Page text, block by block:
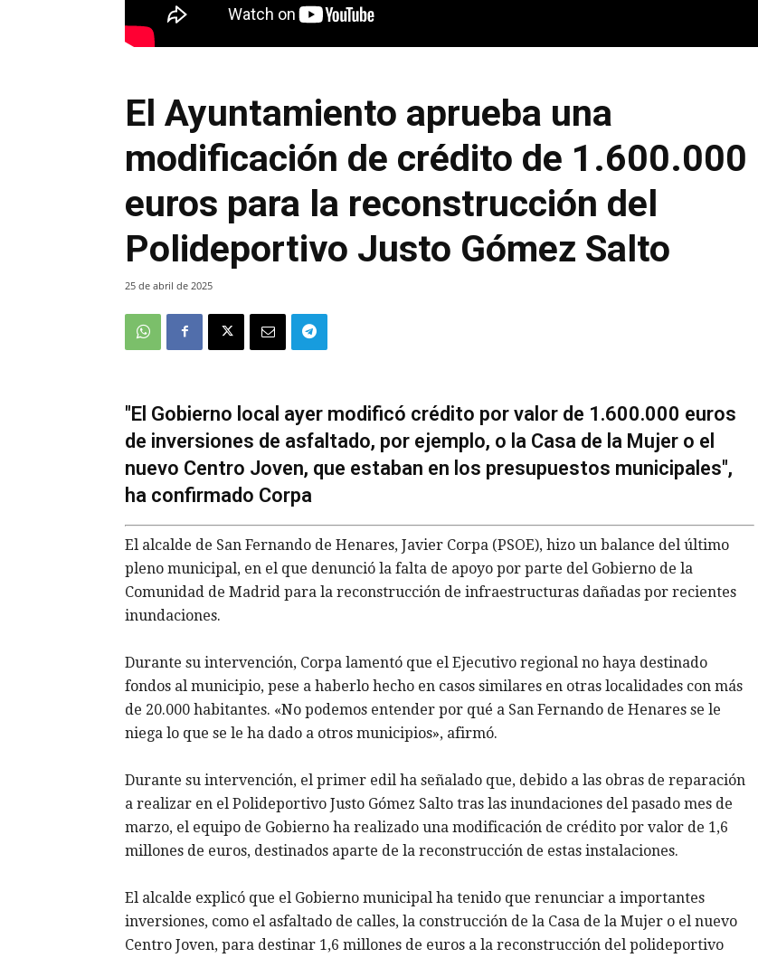
El Ayuntamiento aprueba una
modificación de crédito de 1.600.000
euros para la reconstrucción del
Polideportivo Justo Gómez Salto
25 de abril de 2025
"El Gobierno local ayer modificó crédito por valor de 1.600.000 euros
de inversiones de asfaltado, por ejemplo, o la Casa de la Mujer o el
nuevo Centro Joven, que estaban en los presupuestos municipales",
ha confirmado Corpa
El alcalde de San Fernando de Henares, Javier Corpa (PSOE), hizo un balance del último
pleno municipal, en el que denunció la falta de apoyo por parte del Gobierno de la
Comunidad de Madrid para la reconstrucción de infraestructuras dañadas por recientes
inundaciones.
Durante su intervención, Corpa lamentó que el Ejecutivo regional no haya destinado
fondos al municipio, pese a haberlo hecho en casos similares en otras localidades con más
de 20.000 habitantes. «No podemos entender por qué a San Fernando de Henares se le
niega lo que se le ha dado a otros municipios», afirmó.
Durante su intervención, el primer edil ha señalado que, debido a las obras de reparación
a realizar en el Polideportivo Justo Gómez Salto tras las inundaciones del pasado mes de
marzo, el equipo de Gobierno ha realizado una modificación de crédito por valor de 1,6
millones de euros, destinados aparte de la reconstrucción de estas instalaciones.
El alcalde explicó que el Gobierno municipal ha tenido que renunciar a importantes
inversiones, como el asfaltado de calles, la construcción de la Casa de la Mujer o el nuevo
Centro Joven, para destinar 1,6 millones de euros a la reconstrucción del polideportivo